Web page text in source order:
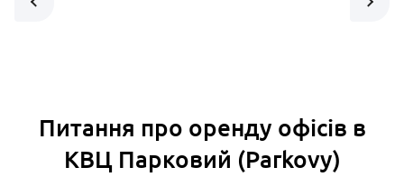
Питання про оренду офісів в
КВЦ Парковий (Parkovy)